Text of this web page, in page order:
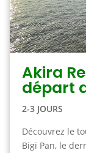
Akira
départ
2-3 JOURS
Découvrez le
Bigi Pan, le